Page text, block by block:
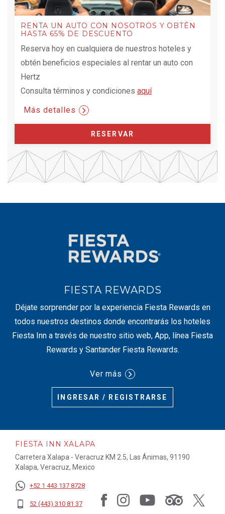
RENTA UN AUTO CON NOSOTROS Y OBTÉN
HASTA 65% DE DESCUENTO
Reserva hoy en cualquiera de nuestros hoteles y
obtén beneficios especiales al rentar un auto con
Hertz
Consulta términos y condiciones aquí
Más detalles
RESERVAR
FIESTA REWARDS
Déjate sorprender por la experiencia Fiesta Rewards en
todos nuestros destinos donde encontrarás los hoteles
Fiesta Inn a través de nuestro sitio web, App, línea Fiesta
Rewards y Santander Fiesta Rewards.
Ver más
INGRESAR / REGISTRARSE
FIESTA INN XALAPA
Carretera Xalapa - Veracruz KM 2.5, Las Ánimas, 91190
Xalapa, Veracruz, Mexico
+52 1 443 137 8728
52 (443) 310 81 37